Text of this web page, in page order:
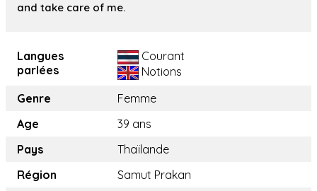
and take care of me.
Langues
parlées
Courant
Notions
Genre
Femme
Age
39 ans
Pays
Thaïlande
Région
Samut Prakan